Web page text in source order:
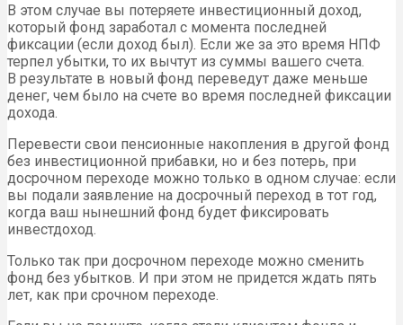
В этом случае вы потеряете инвестиционный доход,
который фонд заработал с момента последней
фиксации (если доход был). Если же за это время НПФ
терпел убытки, то их вычтут из суммы вашего счета.
В результате в новый фонд переведут даже меньше
денег, чем было на счете во время последней фиксации
дохода.
Перевести свои пенсионные накопления в другой фонд
без инвестиционной прибавки, но и без потерь, при
досрочном переходе можно только в одном случае: если
вы подали заявление на досрочный переход в тот год,
когда ваш нынешний фонд будет фиксировать
инвестдоход.
Только так при досрочном переходе можно сменить
фонд без убытков. И при этом не придется ждать пять
лет, как при срочном переходе.